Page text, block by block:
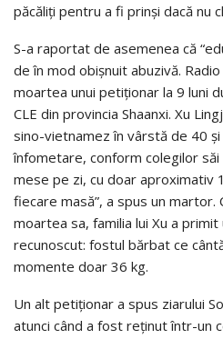
păcăliţi pentru a fi prinşi dacă nu
S-a raportat de asemenea că
de în mod obişnuit abuzivă.
moartea unui petiţionar la 9 luni
CLE din provincia Shaanxi. Xu
sino-vietnamez în vârstă de 40
înfometare, conform colegilor săi
mese pe zi, cu doar aproximativ
fiecare masă”, a spus un martor.
moartea sa, familia lui Xu a
recunoscut: fostul bărbat ce
momente doar 36 kg.
Un alt petiţionar a spus ziarului
atunci când a fost reţinut într-un